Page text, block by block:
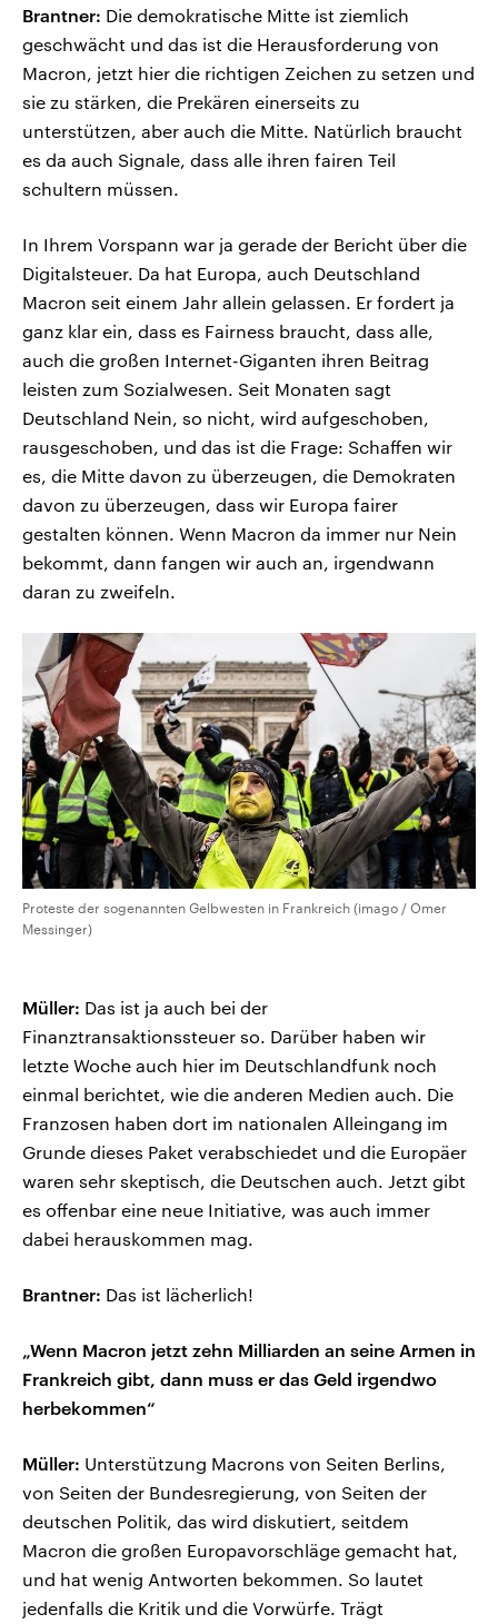
Brantner: Die demokratische Mitte ist ziemlich
geschwächt und das ist die Herausforderung von
Macron, jetzt hier die richtigen Zeichen zu setzen und
sie zu stärken, die Prekären einerseits zu
unterstützen, aber auch die Mitte. Natürlich braucht
es da auch Signale, dass alle ihren fairen Teil
schultern müssen.
In Ihrem Vorspann war ja gerade der Bericht über die
Digitalsteuer. Da hat Europa, auch Deutschland
Macron seit einem Jahr allein gelassen. Er fordert ja
ganz klar ein, dass es Fairness braucht, dass alle,
auch die großen Internet-Giganten ihren Beitrag
leisten zum Sozialwesen. Seit Monaten sagt
Deutschland Nein, so nicht, wird aufgeschoben,
rausgeschoben, und das ist die Frage: Schaffen wir
es, die Mitte davon zu überzeugen, die Demokraten
davon zu überzeugen, dass wir Europa fairer
gestalten können. Wenn Macron da immer nur Nein
bekommt, dann fangen wir auch an, irgendwann
daran zu zweifeln.
Proteste der sogenannten Gelbwesten in Frankreich (imago / Omer
Messinger)
Müller: Das ist ja auch bei der
Finanztransaktionssteuer so. Darüber haben wir
letzte Woche auch hier im Deutschlandfunk noch
einmal berichtet, wie die anderen Medien auch. Die
Franzosen haben dort im nationalen Alleingang im
Grunde dieses Paket verabschiedet und die Europäer
waren sehr skeptisch, die Deutschen auch. Jetzt gibt
es offenbar eine neue Initiative, was auch immer
dabei herauskommen mag.
Brantner: Das ist lächerlich!
„Wenn Macron jetzt zehn Milliarden an seine Armen in
Frankreich gibt, dann muss er das Geld irgendwo
herbekommen“
Müller: Unterstützung Macrons von Seiten Berlins,
von Seiten der Bundesregierung, von Seiten der
deutschen Politik, das wird diskutiert, seitdem
Macron die großen Europavorschläge gemacht hat,
und hat wenig Antworten bekommen. So lautet
jedenfalls die Kritik und die Vorwürfe. Trägt